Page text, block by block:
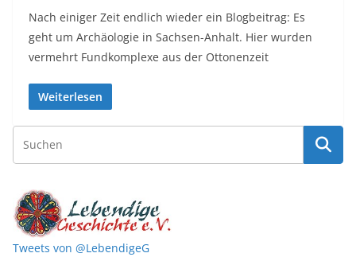
Nach einiger Zeit endlich wieder ein Blogbeitrag: Es
geht um Archäologie in Sachsen-Anhalt. Hier wurden
vermehrt Fundkomplexe aus der Ottonenzeit
Weiterlesen
Tweets von @LebendigeG